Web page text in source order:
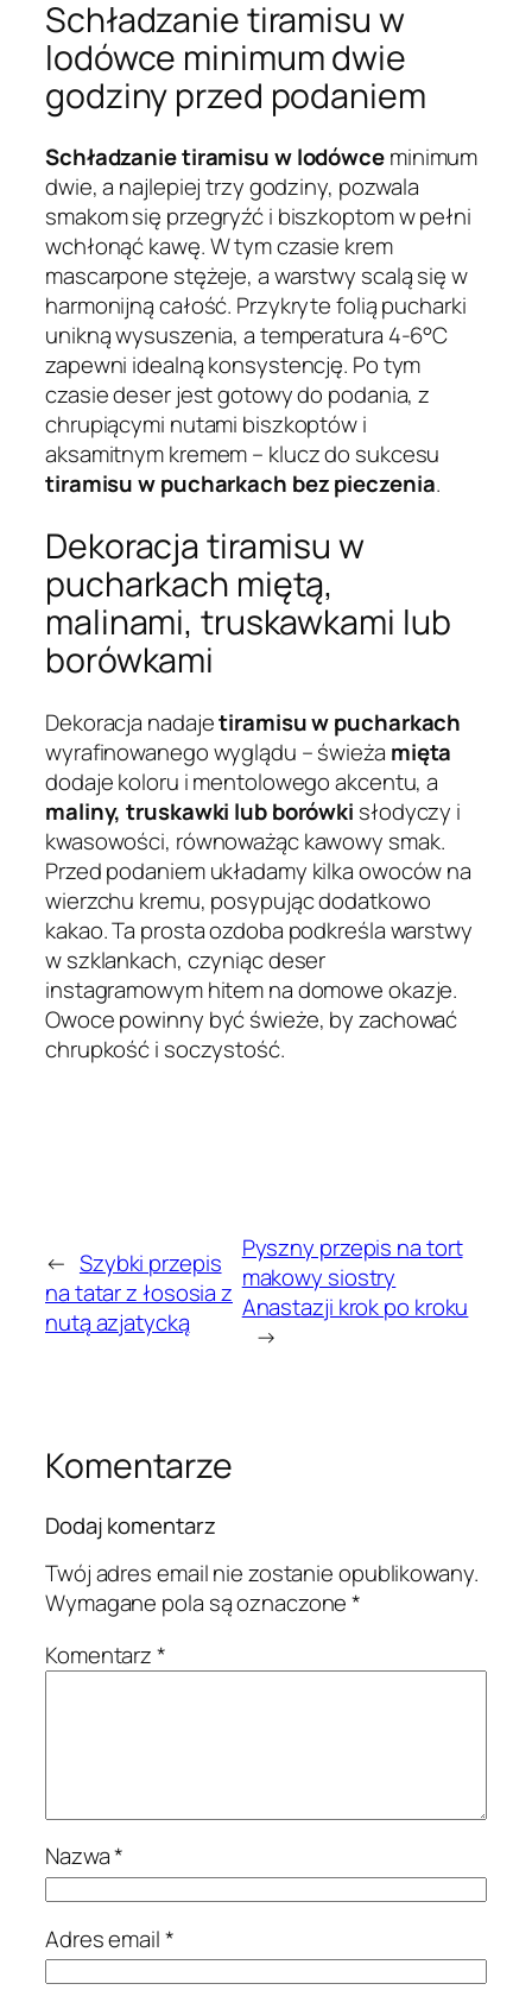
Schładzanie tiramisu w
lodówce minimum dwie
godziny przed podaniem
Schładzanie tiramisu w lodówceminimum
dwie, a najlepiej trzy godziny, pozwala
smakom się przegryźć i biszkoptom w pełni
wchłonąć kawę. W tym czasie krem
mascarpone stężeje, a warstwy scalą się w
harmonijną całość. Przykryte folią pucharki
unikną wysuszenia, a temperatura 4-6°C
zapewni idealną konsystencję. Po tym
czasie deser jest gotowy do podania, z
chrupiącymi nutami biszkoptów i
aksamitnym kremem – klucz do sukcesu
tiramisu w pucharkach bez pieczenia.
Dekoracja tiramisu w
pucharkach miętą,
malinami, truskawkami lub
borówkami
Dekoracja nadajetiramisu w pucharkach
wyrafinowanego wyglądu – świeża mięta
dodaje koloru i mentolowego akcentu, a
maliny, truskawki lub borówki słodyczy i
kwasowości, równoważąc kawowy smak.
Przed podaniem układamy kilka owoców na
wierzchu kremu, posypując dodatkowo
kakao. Ta prosta ozdoba podkreśla warstwy
w szklankach, czyniąc deser
instagramowym hitem na domowe okazje.
Owoce powinny być świeże, by zachować
chrupkość i soczystość.
← Szybki przepis
na tatar z łososia z
nutą azjatycką
Pyszny przepis na tort
makowy siostry
Anastazji krok po kroku
→
Komentarze
Dodaj komentarz
Twój adres email nie zostanie opublikowany.
Wymagane pola są oznaczone*
Komentarz*
Nazwa*
Adres email*